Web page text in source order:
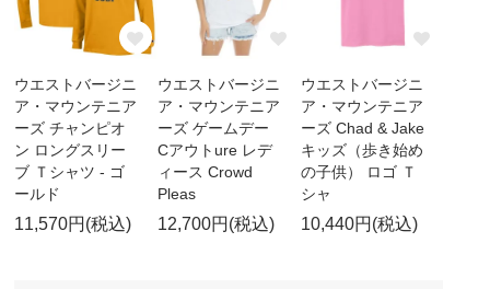
ウエストバージニ
ア・マウンテニア
ーズ チャンピオ
ン ロングスリー
ブ Ｔシャツ - ゴ
ールド
11,570円(税込)
ウエストバージニ
ア・マウンテニア
ーズ ゲームデー
Cアウトure レデ
ィース Crowd
Pleas
12,700円(税込)
ウエストバージニ
ア・マウンテニア
ーズ Chad & Jake
キッズ（歩き始め
の子供） ロゴ Ｔ
シャ
10,440円(税込)